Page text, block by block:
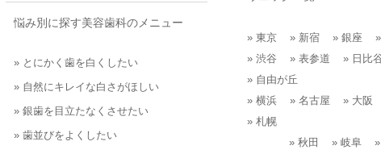
悩み別に探す美容歯科のメニュー
» とにかく歯を白くしたい
» 自然にキレイな白さがほしい
» 銀歯を目立たなくさせたい
» 歯並びをよくしたい
» 東京 » 新宿 » 銀座
» 渋谷
» 表参道
» 日比
» 自由が丘
» 横浜
» 名古屋
» 大阪
» 札幌
» 秋田
» 岐阜